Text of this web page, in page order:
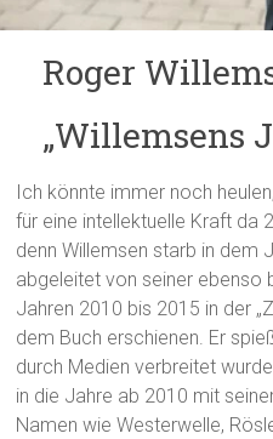
Roger
„Willemsens
Ich könnte immer noch
für eine intellektuelle Kraft da
denn Willemsen starb in dem
abgeleitet von seiner ebenso
Jahren 2010 bis 2015 in der
dem Buch erschienen. Er
durch Medien verbreitet
in die Jahre ab 2010 mit
Namen wie Westerwelle,